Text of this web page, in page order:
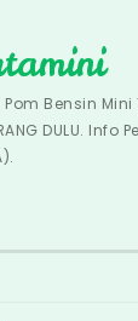
Bensin
DULU. Info